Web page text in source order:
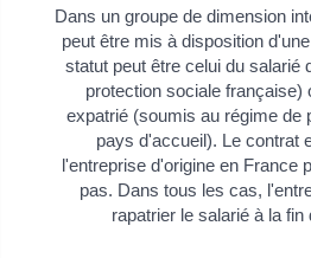
Dans un groupe de dimension
peut être mis à disposition
statut peut être celui du salarié
protection sociale française)
expatrié (soumis au régime de
pays d'accueil). Le contrat
l'entreprise d'origine en France
pas. Dans tous les cas,
rapatrier le salarié à la